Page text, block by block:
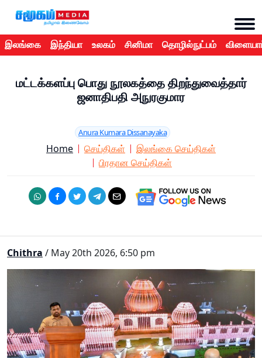
இலங்கை இந்தியா உலகம் சினிமா தொழில்நுட்பம்
மட்டக்களப்பு பொது நூலகத்தை திறந்துவைத்தார்
ஜனாதிபதி அநுரகுமார
Anura Kumara Dissanayaka
Home செய்திகள்
இலங்கை செய்திகள்
பிரதான செய்திகள்
Chithra / May 20th 2026, 6:50 pm